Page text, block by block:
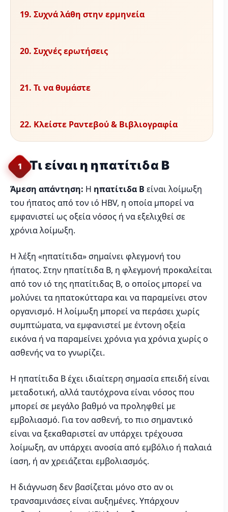
19. Συχνά λάθη στην ερμηνεία
20. Συχνές ερωτήσεις
21. Τι να θυμάστε
22. Κλείστε Ραντεβού & Βιβλιογραφία
1 Τι είναι η ηπατίτιδα Β
Άμεση απάντηση: Η ηπατίτιδα Β είναι λοίμωξη
του ήπατος από τον ιό HBV, η οποία μπορεί να
εμφανιστεί ως οξεία νόσος ή να εξελιχθεί σε
χρόνια λοίμωξη.
Η λέξη «ηπατίτιδα» σημαίνει φλεγμονή του
ήπατος. Στην ηπατίτιδα Β, η φλεγμονή προκαλείται
από τον ιό της ηπατίτιδας Β, ο οποίος μπορεί να
μολύνει τα ηπατοκύτταρα και να παραμείνει στον
οργανισμό. Η λοίμωξη μπορεί να περάσει χωρίς
συμπτώματα, να εμφανιστεί με έντονη οξεία
εικόνα ή να παραμείνει χρόνια για χρόνια χωρίς ο
ασθενής να το γνωρίζει.
Η ηπατίτιδα Β έχει ιδιαίτερη σημασία επειδή είναι
μεταδοτική, αλλά ταυτόχρονα είναι νόσος που
μπορεί σε μεγάλο βαθμό να προληφθεί με
εμβολιασμό. Για τον ασθενή, το πιο σημαντικό
είναι να ξεκαθαριστεί αν υπάρχει τρέχουσα
λοίμωξη, αν υπάρχει ανοσία από εμβόλιο ή παλαιά
ίαση, ή αν χρειάζεται εμβολιασμός.
Η διάγνωση δεν βασίζεται μόνο στο αν οι
τρανσαμινάσες είναι αυξημένες. Υπάρχουν